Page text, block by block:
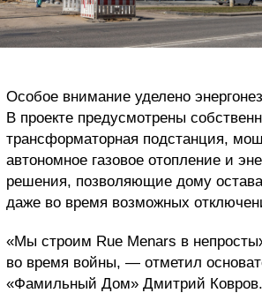
Особое внимание уделено
В проекте предусмотрены
трансформаторная подстанция,
автономное газовое отопление и
решения, позволяющие дому
даже во время возможных
«Мы строим Rue Menars в
во время войны, — отметил
«Фамильный Дом» Дмитрий